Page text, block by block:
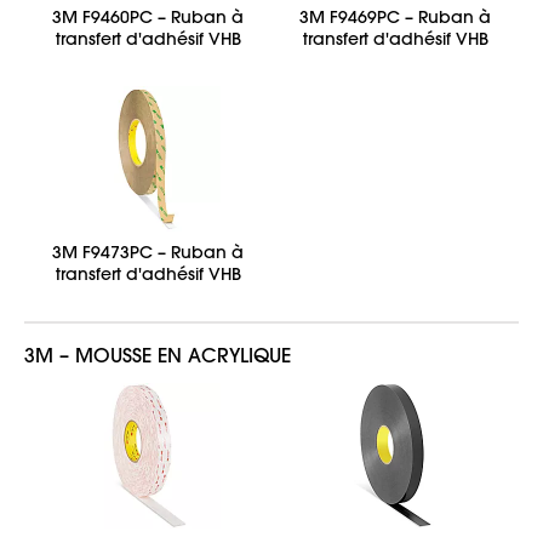
3M F9460PC – Ruban à
transfert d'adhésif VHB
3M F9469PC – Ruban à
transfert d'adhésif VHB
3M F9473PC – Ruban à
transfert d'adhésif VHB
3M – MOUSSE EN ACRYLIQUE